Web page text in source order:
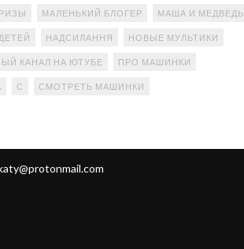
МАЛЕНЬКИЙ БЛОГЕР МАША И МЕДВЕДЬ
НАДСИЛАННЯ НОВЫЕ МУЛЬТИКИ
КАНАЛ НА ЮТУБЕ ПРО МАШИНКИ
С СМОТРЕТЬ МАШИНКИ